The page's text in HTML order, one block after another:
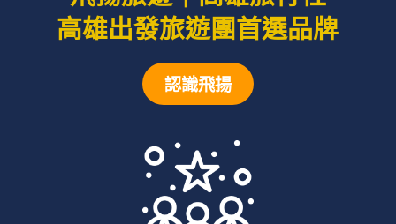
高雄出發旅遊團首選品牌
認識飛揚